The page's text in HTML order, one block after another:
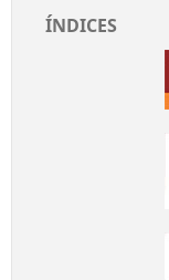
ÍNDICES